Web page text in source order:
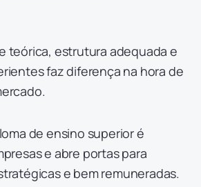
teórica, estrutura adequada e
faz diferença na hora de
de ensino superior é
e abre portas para
e bem remuneradas.